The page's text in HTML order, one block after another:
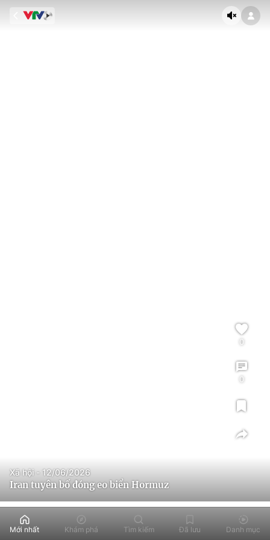
Iran tuyên bố đóng eo biển Hormuz
Xã hội - 12/06/2026
0
0
Mới nhất Khám phá Tìm kiếm Đã lưu Danh mục